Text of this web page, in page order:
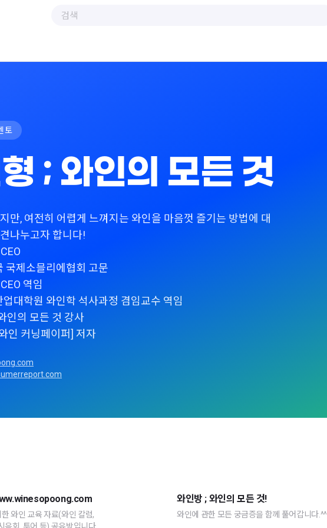
토
; 와인의 모든 것
만, 여전히 어렵게 느껴지는 와인을 마음껏 즐기는 방법에 대
나누고자 합니다!
국제소믈리에협회 고문
역임
대학원 와인학 석사과정 겸임교수 역임
인의 모든 것 강사
인 커닝페이퍼] 저자
와인 교육 자료(와인 칼럼,
와인방 ; 와인의 모든 것!
와인에 관한 모든 궁금증을 함께 풀어갑니다.^^